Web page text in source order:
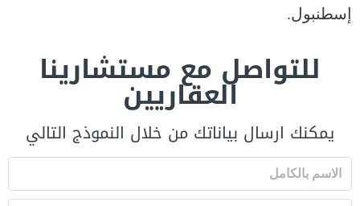
إسطنبول.
للتواصل مع مستشارينا
العقاريين
يمكنك ارسال بياناتك من خلال النموذج التالي